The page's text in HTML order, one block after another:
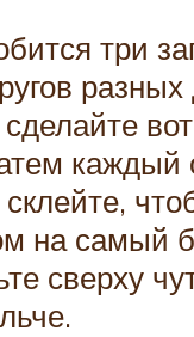
три
каждый
склейте,
на самый
сверху